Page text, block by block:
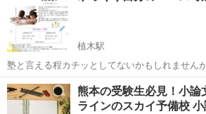
お気軽にお問い合わせく...
植木駅
塾と言える程カチッとしてないかもしれません
ねなく通えて学べる場所です。 全教科に対応致
題を教えることもあります。 勉強面で落とした
えば大丈夫🙆🏻‍♂️ アットホーム...
熊本 熊本市 植木駅 塾 小学生
熊本の受験生必見！小
ラインのスカイ予備校